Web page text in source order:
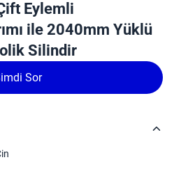
Eylemli
ile 2040mm Yüklü
Silindir
Sor